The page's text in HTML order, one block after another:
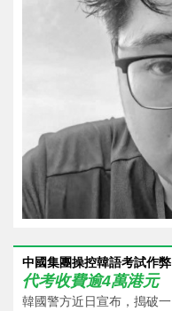
中國集團操控韓語考試作弊
代考收費逾4萬港元
韓國警方近日宣布，搗破一